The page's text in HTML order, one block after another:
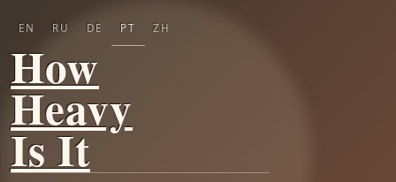
How
Heavy
Is It
EN RU DE PT ZH